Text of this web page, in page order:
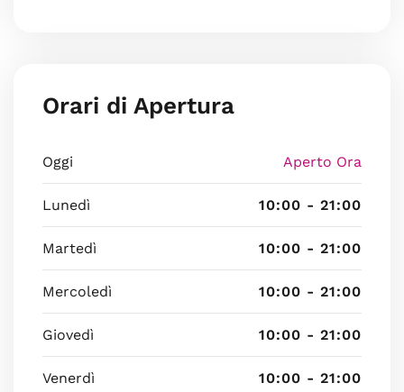
Orari di Apertura
Oggi Aperto Ora
Lunedì 10:00 - 21:00
Martedì 10:00 - 21:00
Mercoledì 10:00 - 21:00
Giovedì 10:00 - 21:00
Venerdì 10:00 - 21:00